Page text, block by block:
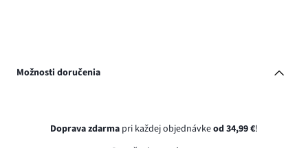
Možnosti doručenia
Doprava zdarma pri každej objednávkeod 34,99 €!